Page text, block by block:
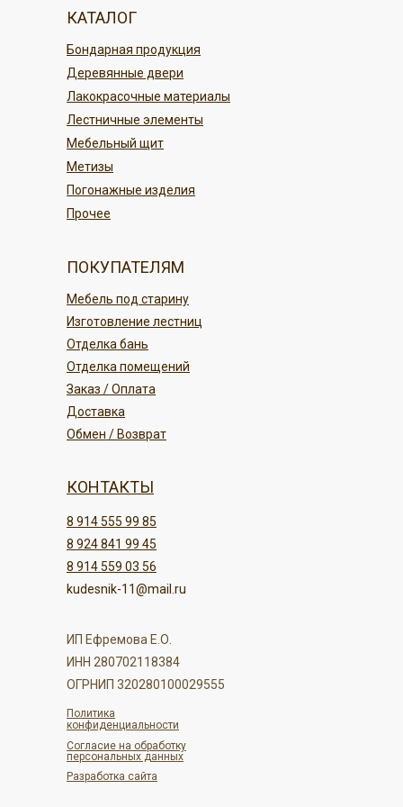
переводом
Безналичным платежом
ПОДРОБНЕЕ
Отделка бань
Изготовление лестниц
Мебель под старину
ПОКУПАТЕЛЯМ
Прочее
Метизы
Деревянные двери
Лакокрасочные материалы
Погонажные изделия
Мебельный щит
Лестничные элементы
Бондарная продукция
КАТАЛОГ
Политика
конфиденциальности
kudesnik-11@mail.ru
8 914 559 03 56
8 914 555 99 85
8 924 841 99 45
КОНТАКТЫ
Обмен / Возврат
Отделка помещений
Заказ / Оплата
Доставка
Разработка сайта
ОГРНИП 320280100029555
ИНН 280702118384
ИП Ефремова Е.О.
Согласие на обработку
персональных данных